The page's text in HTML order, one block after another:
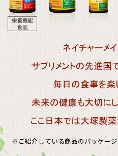
※ご紹介している商品のパッケージ